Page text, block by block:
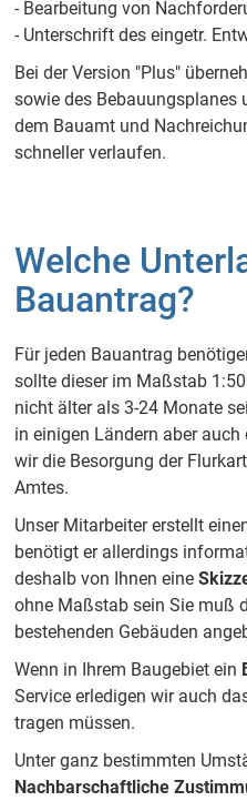
- Bearbeitung von
- Unterschrift des eingetr.
Bei der Version "Plus"
sowie des
dem Bauamt und
schneller verlaufen.
Welche
Bauantrag?
Für jeden Bauantrag
sollte dieser im Maßstab
nicht älter als 3-24 Monate
in einigen Ländern aber
wir die Besorgung der
Amtes.
Unser Mitarbeiter erstellt
benötigt er allerdings
deshalb von Ihnen eine
ohne Maßstab sein Sie muß
bestehenden Gebäuden
Wenn in Ihrem Baugebiet ein
Service erledigen wir auch
tragen müssen.
Unter ganz bestimmten
Nachbarschaftliche